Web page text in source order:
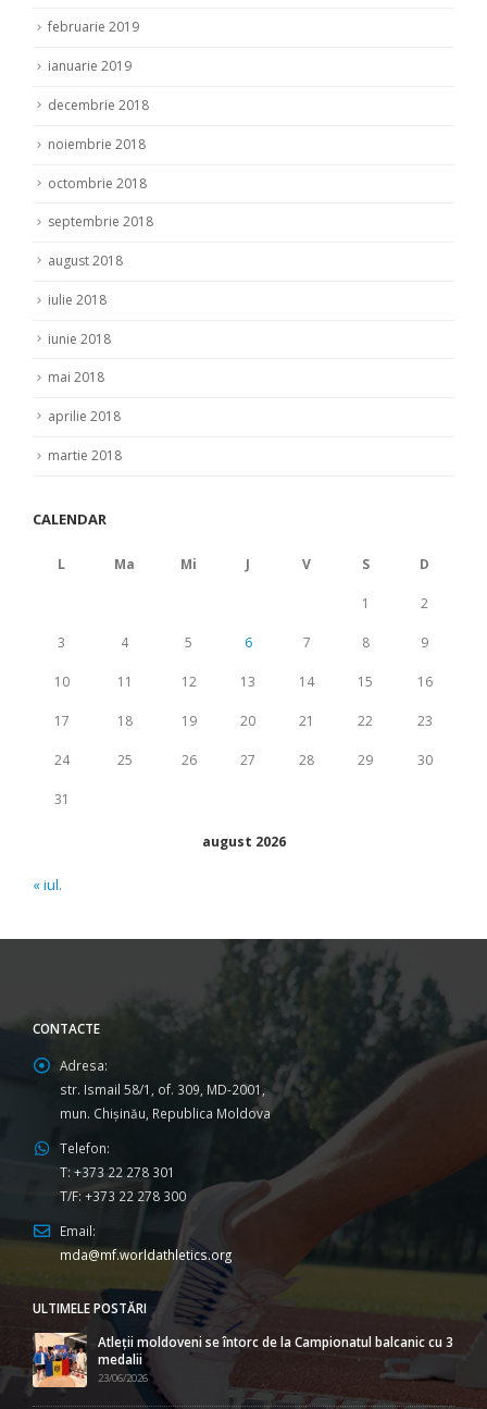
februarie 2019
ianuarie 2019
decembrie 2018
noiembrie 2018
octombrie 2018
septembrie 2018
august 2018
iulie 2018
iunie 2018
mai 2018
aprilie 2018
martie 2018
CALENDAR
august 2026
L Ma Mi J V S D
1 2
3 4 5 6 7 8 9
10 11 12 13 14 15 16
17 18 19 20 21 22 23
24 25 26 27 28 29 30
31
« iul.
CONTACTE
Adresa:
str. Ismail 58/1, of. 309, MD-2001,
mun. Chişinău, Republica Moldova
Telefon:
T: +373 22 278 301
T/F: +373 22 278 300
Email:
mda@mf.worldathletics.org
ULTIMELE POSTĂRI
Atleții moldoveni se întorc de la Campionatul balcanic cu 3
medalii
23/06/2026